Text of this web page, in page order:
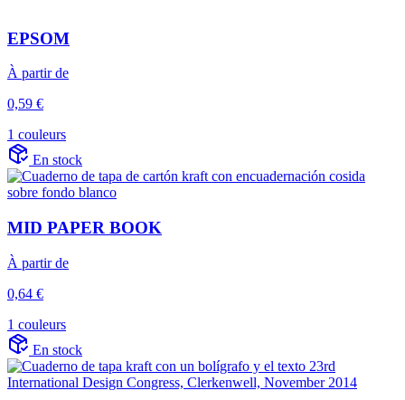
EPSOM
À partir de
0,59 €
1 couleurs
En stock
MID PAPER BOOK
À partir de
0,64 €
1 couleurs
En stock